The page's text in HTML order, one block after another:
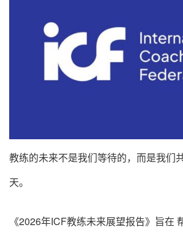
教练的未来不是我们等待的，而是我们
天。
《2026年ICF教练未来展望报告》旨在